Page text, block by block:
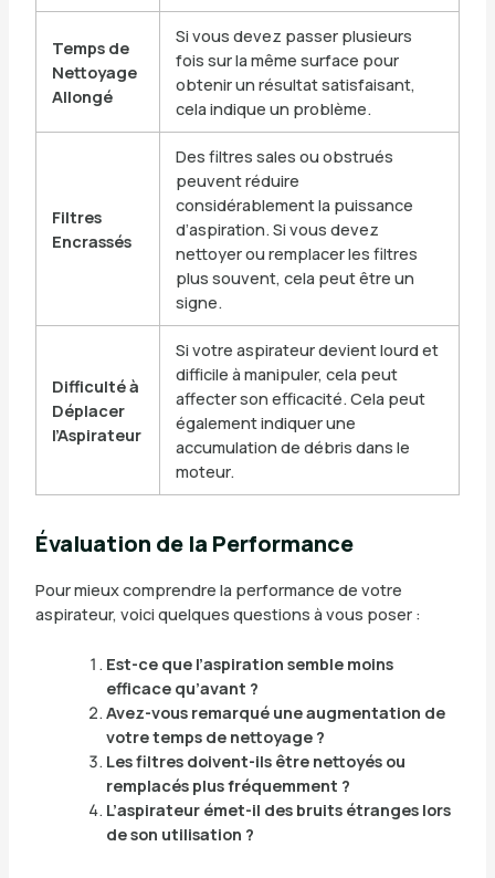
Temps de
Nettoyage
Allongé
Si vous devez passer plusieurs
fois sur la même surface pour
obtenir un résultat satisfaisant,
cela indique un problème.
Filtres
Encrassés
Des filtres sales ou obstrués
peuvent réduire
considérablement la puissance
d’aspiration. Si vous devez
nettoyer ou remplacer les filtres
plus souvent, cela peut être un
signe.
Difficulté à
Déplacer
l’Aspirateur
Si votre aspirateur devient lourd et
difficile à manipuler, cela peut
affecter son efficacité. Cela peut
également indiquer une
accumulation de débris dans le
moteur.
Évaluation de la Performance
Pour mieux comprendre la performance de votre
aspirateur, voici quelques questions à vous poser :
Est-ce que l’aspiration semble moins
efficace qu’avant ?
Avez-vous remarqué une augmentation de
votre temps de nettoyage ?
Les filtres doivent-ils être nettoyés ou
remplacés plus fréquemment ?
L’aspirateur émet-il des bruits étranges lors
de son utilisation ?